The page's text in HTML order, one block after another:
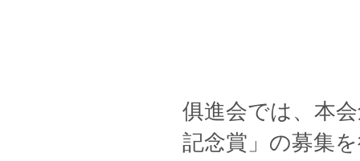
俱進会では、本
記念賞」の募集